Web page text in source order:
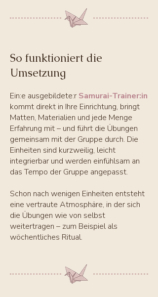
So funktioniert die
Umsetzung
Ein:e ausgebildete:r Samurai-Trainer:in
kommt direkt in Ihre Einrichtung, bringt
Matten, Materialien und jede Menge
Erfahrung mit – und führt die Übungen
gemeinsam mit der Gruppe durch. Die
Einheiten sind kurzweilig, leicht
integrierbar und werden einfühlsam an
das Tempo der Gruppe angepasst.
Schon nach wenigen Einheiten entsteht
eine vertraute Atmosphäre, in der sich
die Übungen wie von selbst
weitertragen – zum Beispiel als
wöchentliches Ritual.